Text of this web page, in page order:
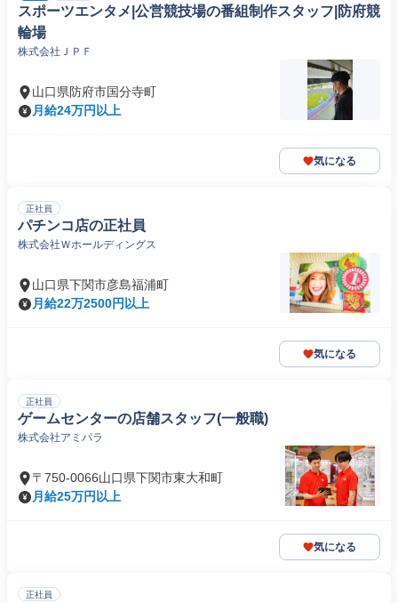
スポーツエンタメ|公営競技場の番組制作スタッフ|防府競
輪場
株式会社ＪＰＦ
山口県防府市国分寺町
月給24万円以上
気になる
正社員
パチンコ店の正社員
株式会社Ｗホールディングス
山口県下関市彦島福浦町
月給22万2500円以上
気になる
正社員
ゲームセンターの店舗スタッフ(一般職)
株式会社アミパラ
〒750-0066山口県下関市東大和町
月給25万円以上
気になる
正社員